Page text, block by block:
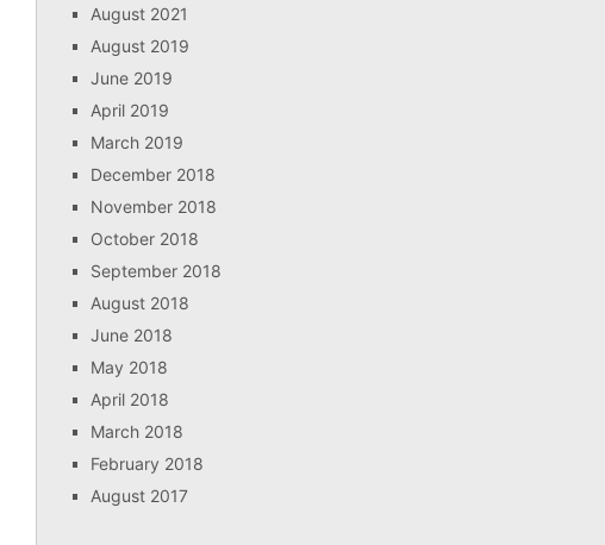
August 2021
August 2019
June 2019
April 2019
March 2019
December 2018
November 2018
October 2018
September 2018
August 2018
June 2018
May 2018
April 2018
March 2018
February 2018
August 2017